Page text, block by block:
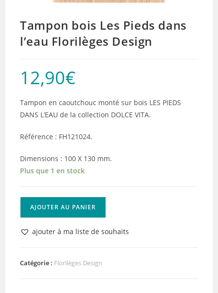
Tampon bois Les Pieds dans
l’eau Florilèges Design
12,90€
Tampon en caoutchouc monté sur bois LES PIEDS
DANS L’EAU de la collection DOLCE VITA.
Référence : FH121024.
Dimensions : 100 X 130 mm.
Plus que 1 en stock
Tampon
Pieds
AJOUTER AU PANIER
ajouter à ma liste de souhaits
Catégorie : Florilèges Design